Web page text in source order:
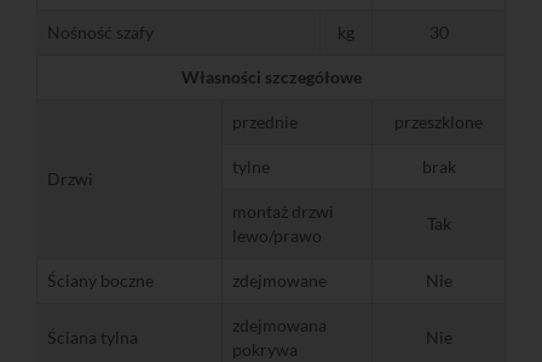
Nośność szafy kg 30
Własności szczegółowe
Drzwi
przednie przeszklone
tylne brak
montaż drzwi
lewo/prawo
Tak
Ściany boczne zdejmowane Nie
Ściana tylna
zdejmowana
pokrywa
Nie